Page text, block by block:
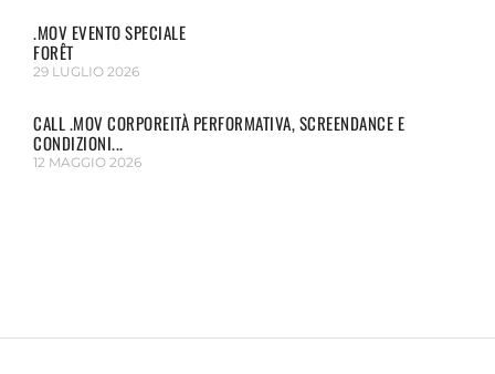
.MOV EVENTO SPECIALE
FORÊT
29 LUGLIO 2026
CALL .MOV CORPOREITÀ PERFORMATIVA, SCREENDANCE E
CONDIZIONI...
12 MAGGIO 2026